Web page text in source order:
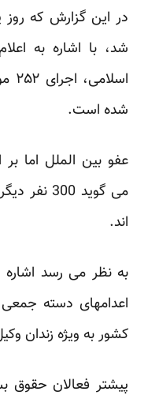
شد، با اشاره به
شده است.
عفو بین الملل اما
می گوید
اند.
به نظر می رسد
اعدامهای دسته
کشور به ویژه زندان
پیشتر فعالان